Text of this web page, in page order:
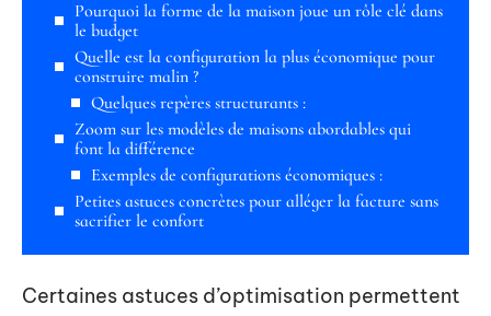
Pourquoi la forme de la maison joue un rôle clé dans
le budget
Quelle est la configuration la plus économique pour
construire malin ?
Quelques repères structurants :
Zoom sur les modèles de maisons abordables qui
font la différence
Exemples de configurations économiques :
Petites astuces concrètes pour alléger la facture sans
sacrifier le confort
Certaines astuces d’optimisation permettent